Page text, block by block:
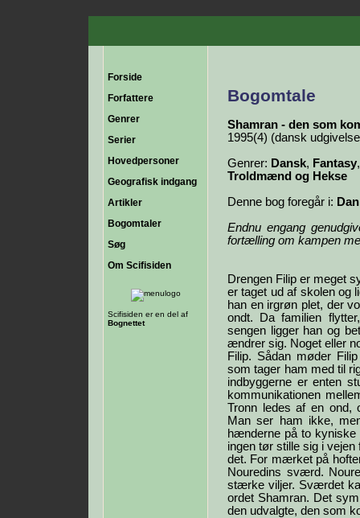
Forside
Forfattere
Genrer
Serier
Hovedpersoner
Geografisk indgang
Artikler
Bogomtaler
Søg
Om Scifisiden
Scifisiden er en del af
Bognettet
Bogomtale
Shamran - den som
1995(4) (dansk
Genrer: Dansk, Fantasy
Troldmænd og Hekse
Denne bog foregår i:
Endnu engang
fortælling om kampen
Drengen Filip er meget
er taget ud af skolen og
han en irgrøn plet, der
ondt. Da familien
sengen ligger han og
ændrer sig. Noget eller
Filip. Sådan møder
som tager ham med til
indbyggerne er enten
kommunikationen
Tronn ledes af en ond,
Man ser ham ikke,
hænderne på to
ingen tør stille sig i
det. For mærket på
Nouredins sværd.
stærke viljer. Sværdet
ordet Shamran. Det
den udvalgte, den som